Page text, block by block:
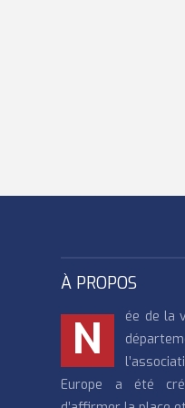
À PROPOS
N
ée de la
Europe a été